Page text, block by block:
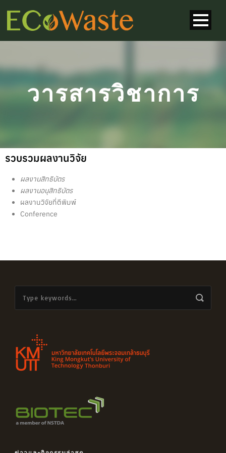
วารสารวิชาการ
รวบรวมผลงานวิจัย
ผลงานสิทธิบัตร
ผลงานอนุสิทธิบัตร
ผลงานวิจัยที่ตีพิมพ์
Conference